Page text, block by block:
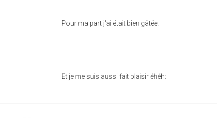
Pour ma part j'ai était bien gâtée:
Et je me suis aussi fait plaisir éhéh: